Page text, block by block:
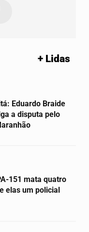
+ Lidas
Eduardo Braide
a disputa pelo
151 mata quatro
elas um policial